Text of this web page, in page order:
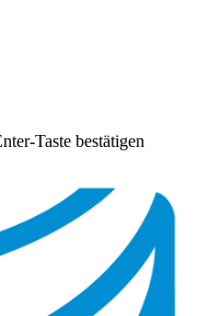
Taste bestätigen